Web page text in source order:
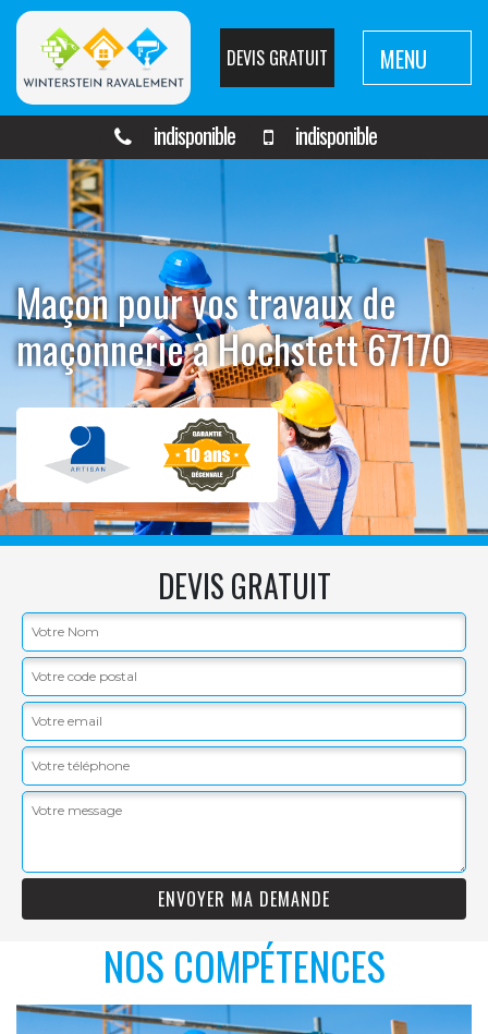
DEVIS GRATUIT MENU
indisponible indisponible
Maçon pour vos travaux de
maçonnerie à Hochstett 67170
DEVIS GRATUIT
NOS COMPÉTENCES